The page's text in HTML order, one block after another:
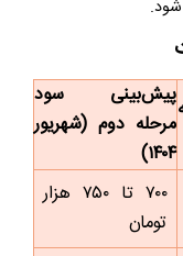
پیش‌بینی سود
مرحله دوم (شهریور
۱۴۰۴)
۷۰۰ تا ۷۵۰ هزار
تومان